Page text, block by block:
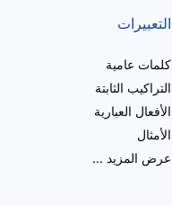
التعبيرات
كلمات عامية
التراكيب الثابتة
الأفعال العبارية
الأمثال
عرض المزيد ...